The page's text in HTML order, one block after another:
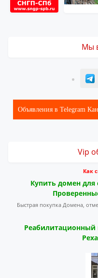
Мы
T
Объявления в Telegram
Vip
Как
Купить домен для
Быстрая покупка Домена,
Реабилитационный